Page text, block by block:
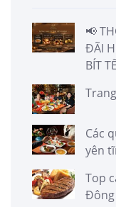
📢
ĐÃI
BÍT
Các
yên
Top
Đông